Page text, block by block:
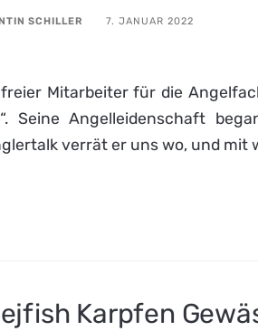
SCHILLER 7. JANUAR 2022
Mitarbeiter für die
Seine Angelleidenschaft
verrät er uns wo, und mit
Karpfen